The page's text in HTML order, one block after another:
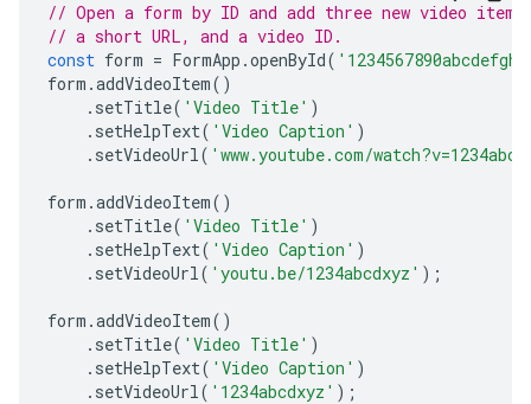
// Open a form by ID and add three new video
// a short URL, and a video ID.
const form = FormApp .openById(
form .addVideoItem()
. setTitle( 'Video Title' )
. setHelpText( 'Video Caption' )
. setVideoUrl( 'www.youtube.com/
form .addVideoItem()
. setTitle( 'Video Title' )
. setHelpText( 'Video Caption' )
. setVideoUrl( 'youtu.be/1234abcdxyz' );
form .addVideoItem()
. setTitle( 'Video Title' )
. setHelpText( 'Video Caption' )
. setVideoUrl( '1234abcdxyz' );